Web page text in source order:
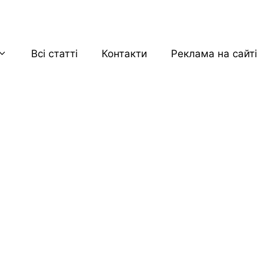
Всі статті Контакти Реклама на сайті